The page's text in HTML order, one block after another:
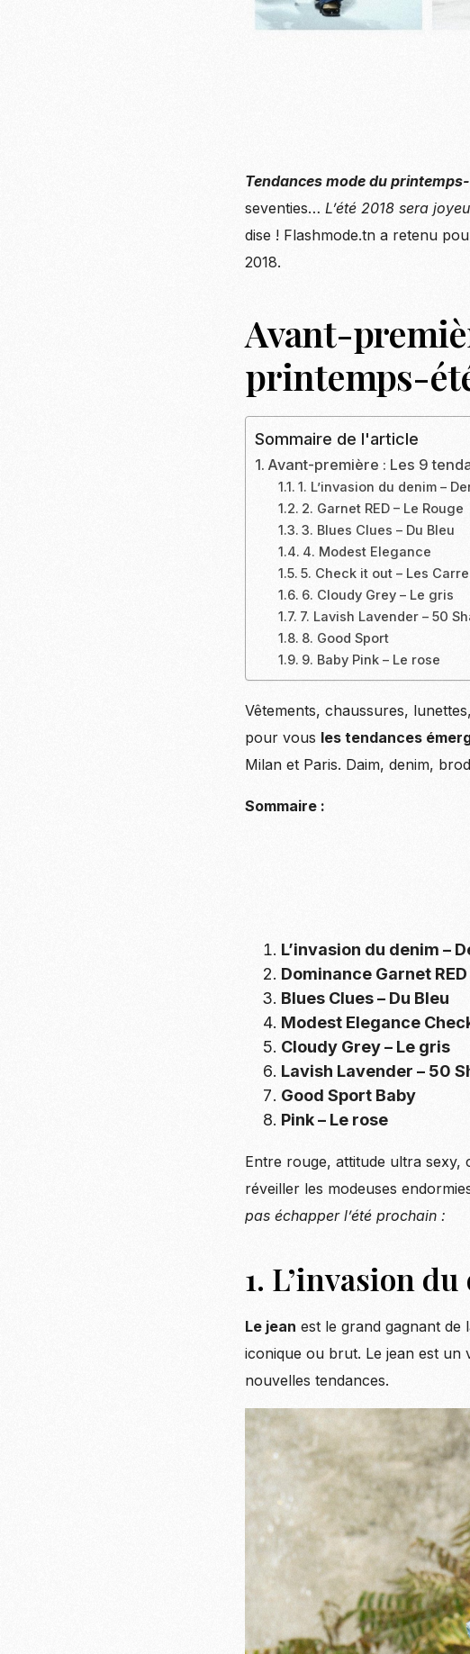
Tendances mode du
seventies… L’été 2018 sera
dise ! Flashmode.tn a retenu
2018.
Avant-
printemps-
Sommaire de l'article
Avant-première : Les 9
1. L’invasion du denim –
2. Garnet RED – Le Rouge
3. Blues Clues – Du Bleu
4. Modest Elegance
5. Check it out – Les
6. Cloudy Grey – Le gris
7. Lavish Lavender – 50
8. Good Sport
9. Baby Pink – Le rose
Vêtements, chaussures,
pour vous les tendances
Milan et Paris. Daim, denim,
Sommaire :
L’invasion du denim –
Dominance Garnet RED
Blues Clues – Du Bleu
Modest Elegance
Cloudy Grey – Le gris
Lavish Lavender – 50
Good Sport Baby
Pink – Le rose
Entre rouge, attitude ultra sexy,
réveiller les modeuses
pas échapper l’été prochain :
1. L’invasion
Le jean est le grand gagnant de
iconique ou brut. Le jean est un
nouvelles tendances.